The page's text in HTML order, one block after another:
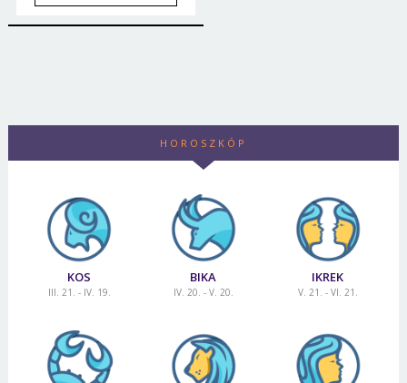
HOROSZKÓP
KOS
III. 21. - IV. 19.
BIKA
IV. 20. - V. 20.
IKREK
V. 21. - VI. 21.